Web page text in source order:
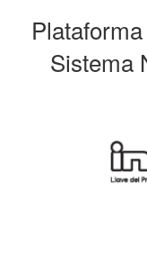
Sistema